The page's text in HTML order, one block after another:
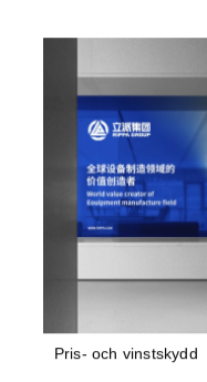
Fasta
återförsäljarnas